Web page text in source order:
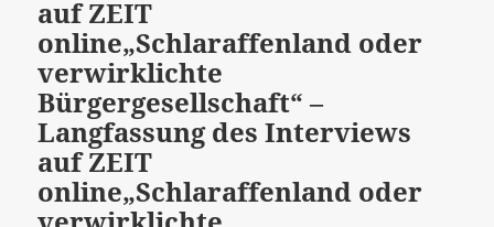
auf ZEIT
online„Schlaraffenland oder
verwirklichte
Bürgergesellschaft“ –
Langfassung des Interviews
auf ZEIT
online„Schlaraffenland oder